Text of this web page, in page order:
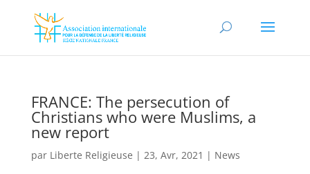
FRANCE: The persecution of
Christians who were Muslims, a
new report
par Liberte Religieuse | 23, Avr, 2021 | News